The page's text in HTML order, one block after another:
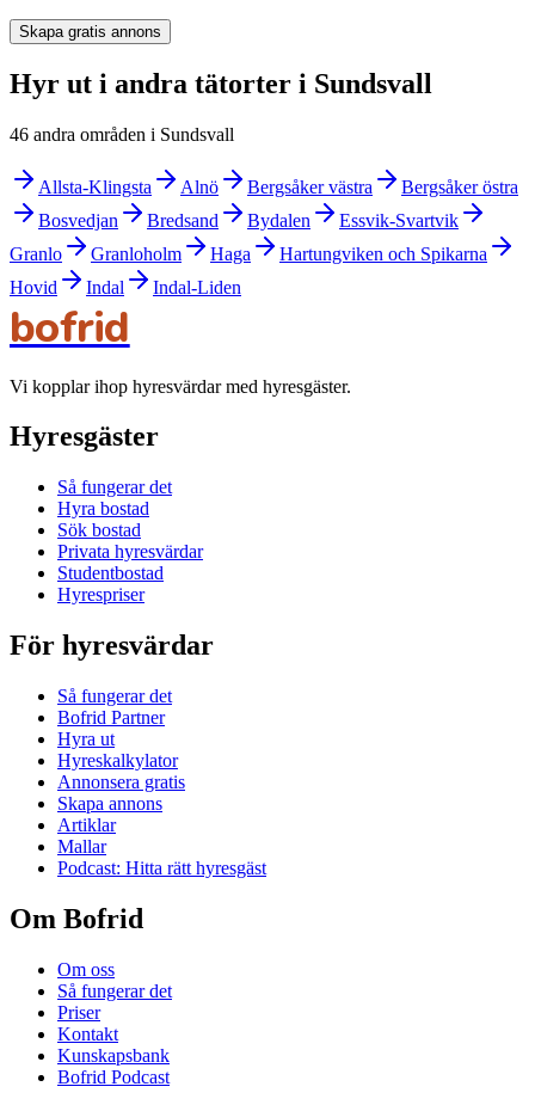
Skapa gratis annons
Hyr ut i andra tätorter i Sundsvall
46 andra områden i Sundsvall
Allsta-Klingsta Alnö Bergsåker västra
Bergsåker östra
Bosvedjan
Bredsand Bydalen
Essvik-Svartvik
Granlo
Granloholm Haga
Hartungviken och Spikarna
Hovid
Indal Indal-Liden
bofrid
Vi kopplar ihop hyresvärdar med hyresgäster.
Hyresgäster
Så fungerar det
Hyra bostad
Sök bostad
Privata hyresvärdar
Studentbostad
Hyrespriser
För hyresvärdar
Så fungerar det
Bofrid Partner
Hyra ut
Hyreskalkylator
Annonsera gratis
Skapa annons
Artiklar
Mallar
Podcast: Hitta rätt hyresgäst
Om Bofrid
Om oss
Så fungerar det
Priser
Kontakt
Kunskapsbank
Bofrid Podcast